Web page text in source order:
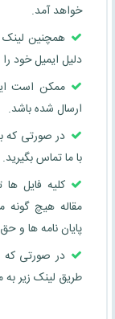
خواهد آمد.
همچنین لینک
دلیل ایمیل خود
ارسال شده باشد.
در صورتی که
با ما تماس بگیرید.
کلیه فایل
مقاله هیچ گونه
پایان نامه ها و
در صورتی
طریق لینک زیر به